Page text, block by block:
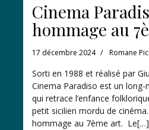
Cinema
hommage au
17 décembre 2024 Romane
Sorti en 1988 et réalisé par
Cinema Paradiso est un
qui retrace l’enfance
petit sicilien mordu de
hommage au 7ème art. Le[…]